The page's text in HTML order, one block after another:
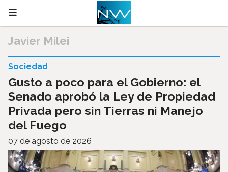
Javier Milei
Gusto a poco para el Gobierno: el
Senado aprobó la Ley de Propiedad
Privada pero sin Tierras ni Manejo
del Fuego
Sociedad
07 de agosto de 2026